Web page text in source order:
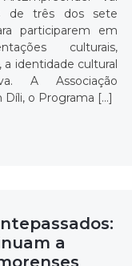
de três dos sete
participarem em
culturais,
identidade cultural
A Associação
o Programa […]
a